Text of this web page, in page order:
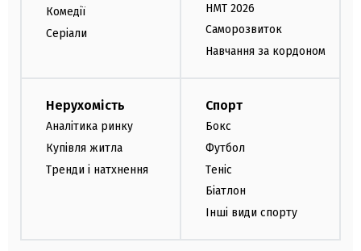
Комедії
Серіали
НМТ 2026
Саморозвиток
Навчання за кордоном
Нерухомість
Аналітика ринку
Купівля житла
Тренди і натхнення
Спорт
Бокс
Футбол
Теніс
Біатлон
Інші види спорту